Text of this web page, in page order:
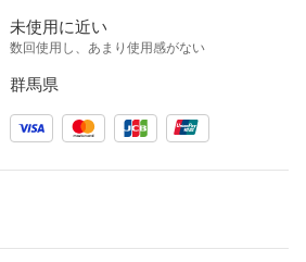
未使用に近い
数回使用し、あまり使用感がない
群馬県